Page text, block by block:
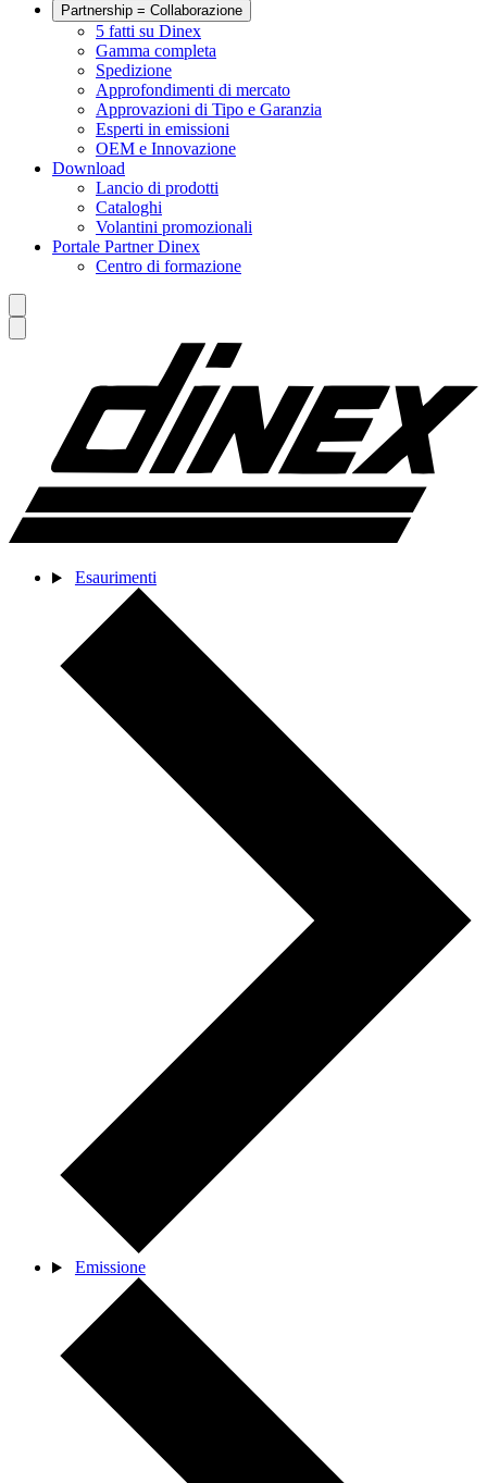
Partnership = Collaborazione
5 fatti su Dinex
Gamma completa
Spedizione
Approfondimenti di mercato
Approvazioni di Tipo e Garanzia
Esperti in emissioni
OEM e Innovazione
Download
Lancio di prodotti
Cataloghi
Volantini promozionali
Portale Partner Dinex
Centro di formazione
Esaurimenti
Emissione